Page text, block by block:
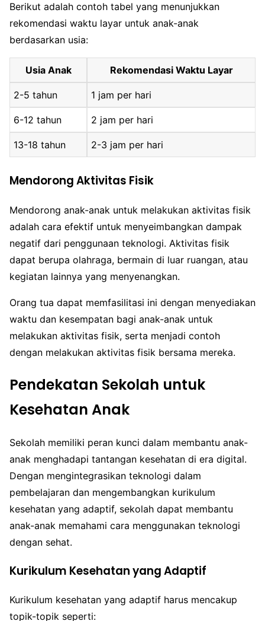
Berikut adalah contoh tabel yang menunjukkan
rekomendasi waktu layar untuk anak-anak
berdasarkan usia:
Usia Anak Rekomendasi Waktu Layar
2-5 tahun 1 jam per hari
6-12 tahun 2 jam per hari
13-18 tahun 2-3 jam per hari
Mendorong Aktivitas Fisik
Mendorong anak-anak untuk melakukan aktivitas fisik
adalah cara efektif untuk menyeimbangkan dampak
negatif dari penggunaan teknologi. Aktivitas fisik
dapat berupa olahraga, bermain di luar ruangan, atau
kegiatan lainnya yang menyenangkan.
Orang tua dapat memfasilitasi ini dengan menyediakan
waktu dan kesempatan bagi anak-anak untuk
melakukan aktivitas fisik, serta menjadi contoh
dengan melakukan aktivitas fisik bersama mereka.
Pendekatan Sekolah untuk
Kesehatan Anak
Sekolah memiliki peran kunci dalam membantu anak-
anak menghadapi tantangan kesehatan di era digital.
Dengan mengintegrasikan teknologi dalam
pembelajaran dan mengembangkan kurikulum
kesehatan yang adaptif, sekolah dapat membantu
anak-anak memahami cara menggunakan teknologi
dengan sehat.
Kurikulum Kesehatan yang Adaptif
Kurikulum kesehatan yang adaptif harus mencakup
topik-topik seperti: